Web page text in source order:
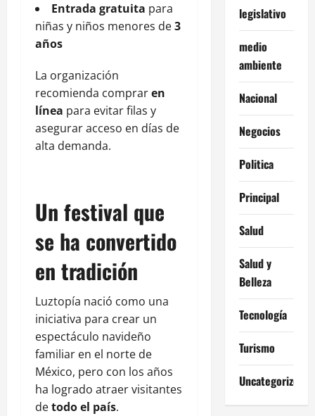
Entrada gratuita para
niñas y niños menores de3
años
La organización
recomienda compraren
línea para evitar filas y
asegurar acceso en días de
alta demanda.
Un festival que
se ha convertido
en tradición
Luztopía nació como una
iniciativa para crear un
espectáculo navideño
familiar en el norte de
México, pero con los años
ha logrado atraer visitantes
detodo el país.
legislativo
medio
ambiente
Nacional
Negocios
Politica
Principal
Salud
Salud y
Belleza
Tecnología
Turismo
Uncategorized